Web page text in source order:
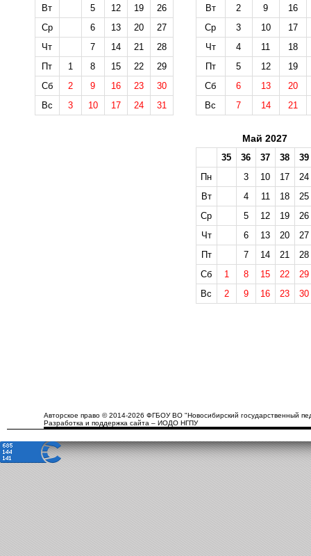
Вт
5 12 19
26
Ср
6 13 20
27
Чт
7 14 21
28
Пт
1 8 15 22
29
Сб
2 9 16 23
30
Вс
3 10 17 24 31
Вт
2 9
16
Ср
3 10
17
Чт
4 11
18
Пт
5 12
19
Сб
6 13
20
Вс
7 14 21
Май 2027
35 36 37 38
39
Пн
3 10 17
24
Вт
4 11 18
25
Ср
5 12 19
26
Чт
6 13 20
27
Пт
7 14 21
28
Сб
1 8 15 22
29
Вс
2 9 16 23 30
Авторское право © 2014-2026 ФГБОУ ВО "Новосибирский государственный
Разработка и поддержка сайта – ИОДО НГПУ